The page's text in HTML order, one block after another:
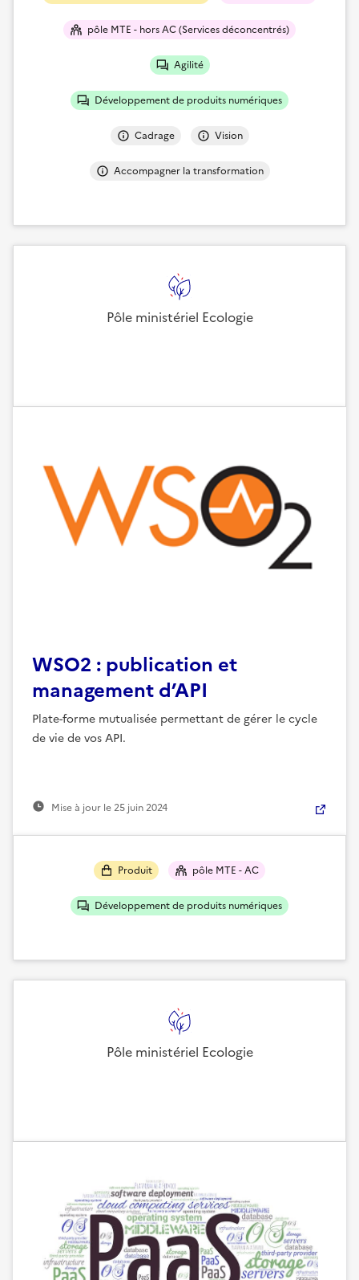
pôle MTE - hors AC (Services déconcentrés)
Agilité
Développement de produits numériques
Cadrage Vision
Accompagner la transformation
Pôle ministériel Ecologie
WSO2 : publication et
management d’API
Plate-forme mutualisée permettant de gérer le cycle
de vie de vos API.
Mise à jour le25 juin 2024
Produit pôle MTE - AC
Développement de produits numériques
Pôle ministériel Ecologie